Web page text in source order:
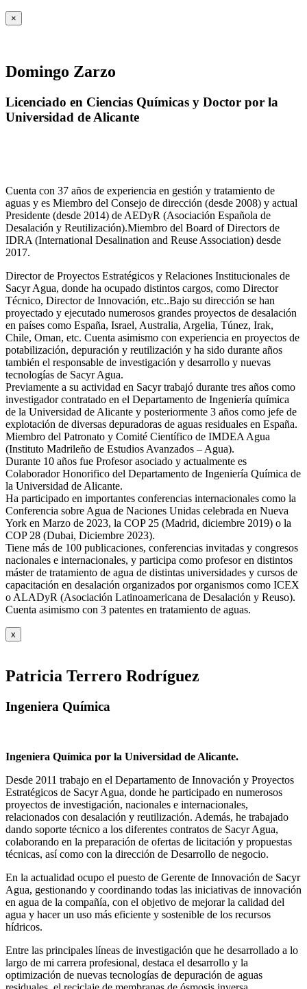
×
Domingo Zarzo
Licenciado en Ciencias Químicas y Doctor por la
Universidad de Alicante
Cuenta con 37 años de experiencia en gestión y tratamiento de
aguas y es Miembro del Consejo de dirección (desde 2008) y actual
Presidente (desde 2014) de AEDyR (Asociación Española de
Desalación y Reutilización).Miembro del Board of Directors de
IDRA (International Desalination and Reuse Association) desde
2017.
Director de Proyectos Estratégicos y Relaciones Institucionales de
Sacyr Agua, donde ha ocupado distintos cargos, como Director
Técnico, Director de Innovación, etc..Bajo su dirección se han
proyectado y ejecutado numerosos grandes proyectos de desalación
en países como España, Israel, Australia, Argelia, Túnez, Irak,
Chile, Oman, etc. Cuenta asimismo con experiencia en proyectos de
potabilización, depuración y reutilización y ha sido durante años
también el responsable de investigación y desarrollo y nuevas
tecnologías de Sacyr Agua.
Previamente a su actividad en Sacyr trabajó durante tres años como
investigador contratado en el Departamento de Ingeniería química
de la Universidad de Alicante y posteriormente 3 años como jefe de
explotación de diversas depuradoras de aguas residuales en España.
Miembro del Patronato y Comité Científico de IMDEA Agua
(Instituto Madrileño de Estudios Avanzados – Agua).
Durante 10 años fue Profesor asociado y actualmente es
Colaborador Honorifico del Departamento de Ingeniería Química de
la Universidad de Alicante.
Ha participado en importantes conferencias internacionales como la
Conferencia sobre Agua de Naciones Unidas celebrada en Nueva
York en Marzo de 2023, la COP 25 (Madrid, diciembre 2019) o la
COP 28 (Dubai, Diciembre 2023).
Tiene más de 100 publicaciones, conferencias invitadas y congresos
nacionales e internacionales, y participa como profesor en distintos
máster de tratamiento de agua de distintas universidades y cursos de
capacitación en desalación organizados por organismos como ICEX
o ALADyR (Asociación Latinoamericana de Desalación y Reuso).
Cuenta asimismo con 3 patentes en tratamiento de aguas.
x
Patricia Terrero Rodríguez
Ingeniera Química
Ingeniera Química por la Universidad de Alicante.
Desde 2011 trabajo en el Departamento de Innovación y Proyectos
Estratégicos de Sacyr Agua, donde he participado en numerosos
proyectos de investigación, nacionales e internacionales,
relacionados con desalación y reutilización. Además, he trabajado
dando soporte técnico a los diferentes contratos de Sacyr Agua,
colaborando en la preparación de ofertas de licitación y propuestas
técnicas, así como con la dirección de Desarrollo de negocio.
En la actualidad ocupo el puesto de Gerente de Innovación de Sacyr
Agua, gestionando y coordinando todas las iniciativas de innovación
en agua de la compañía, con el objetivo de mejorar la calidad del
agua y hacer un uso más eficiente y sostenible de los recursos
hídricos.
Entre las principales líneas de investigación que he desarrollado a lo
largo de mi carrera profesional, destaca el desarrollo y la
optimización de nuevas tecnologías de depuración de aguas